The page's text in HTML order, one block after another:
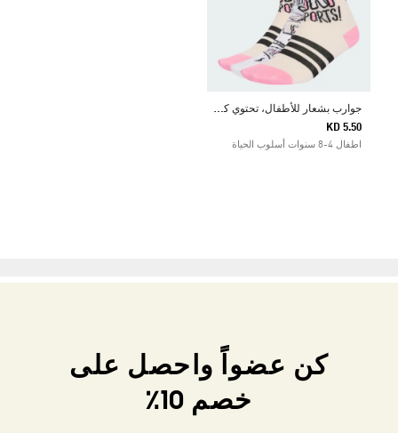
ج
وارب بشعار للأطفال، تحتوي كل عبوة على 3 أزواج
KD 5.50
اطفال 4-8 سنوات أسلوب الحياة
كن عضواً واحصل على
خصم 10٪